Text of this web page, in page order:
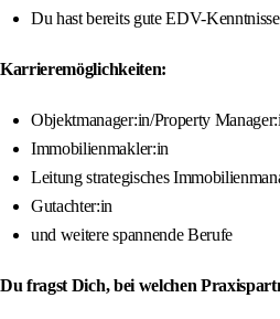
Du hast bereits gute EDV-
Karrieremöglichkeiten:
Objektmanager:in/Property
Immobilienmakler:in
Leitung strategisches
Gutachter:in
und weitere spannende Berufe
Du fragst Dich, bei welchen